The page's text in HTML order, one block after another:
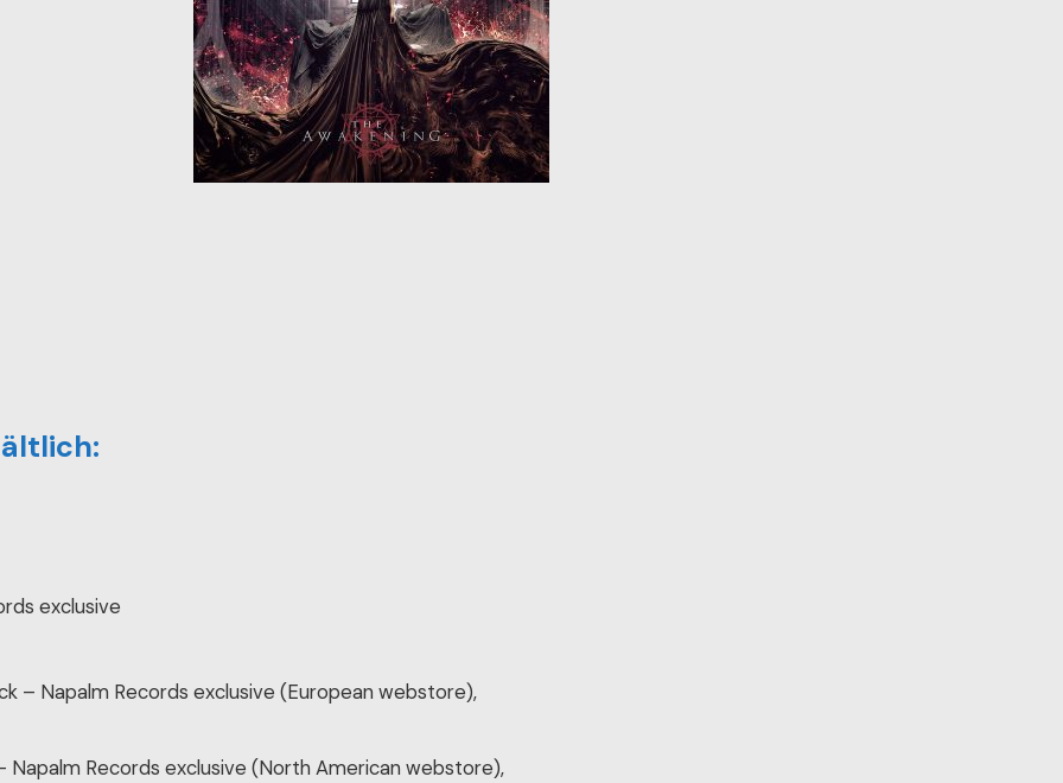
exclusive
– Napalm Records exclusive (European webstore),
Napalm Records exclusive (North American webstore),